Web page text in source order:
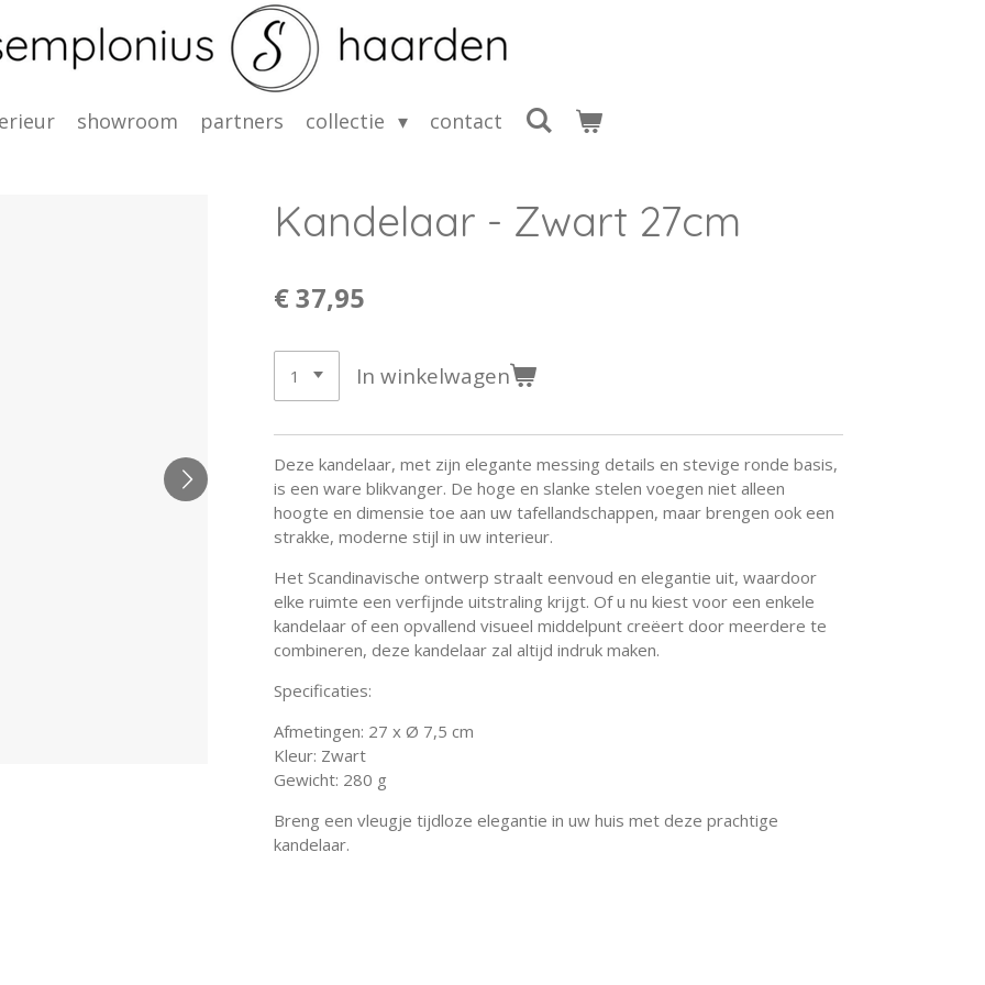
showroom partners collectie contact
Kandelaar - Zwart 27cm
€ 37,95
In winkelwagen
Deze kandelaar, met zijn elegante messing details en stevige ronde basis,
is een ware blikvanger. De hoge en slanke stelen voegen niet alleen
hoogte en dimensie toe aan uw tafellandschappen, maar brengen ook een
strakke, moderne stijl in uw interieur.
Het Scandinavische ontwerp straalt eenvoud en elegantie uit, waardoor
elke ruimte een verfijnde uitstraling krijgt. Of u nu kiest voor een enkele
kandelaar of een opvallend visueel middelpunt creëert door meerdere te
combineren, deze kandelaar zal altijd indruk maken.
Specificaties:
Afmetingen: 27 x Ø 7,5 cm
Kleur: Zwart
Gewicht: 280 g
Breng een vleugje tijdloze elegantie in uw huis met deze prachtige
kandelaar.